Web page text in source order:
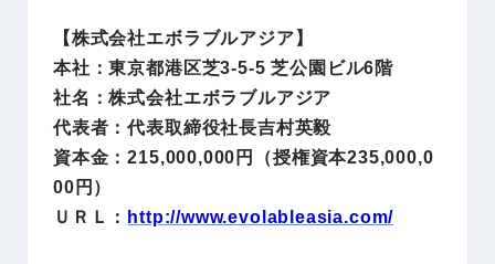
【株式会社エボラブルアジア】
本社：東京都港区芝3-5-5 芝公園ビル6階
社名：株式会社エボラブルアジア
代表者：代表取締役社長吉村英毅
資本金：215,000,000円（授権資本235,000,0
00円）
ＵＲＬ： http://www.evolableasia.com/